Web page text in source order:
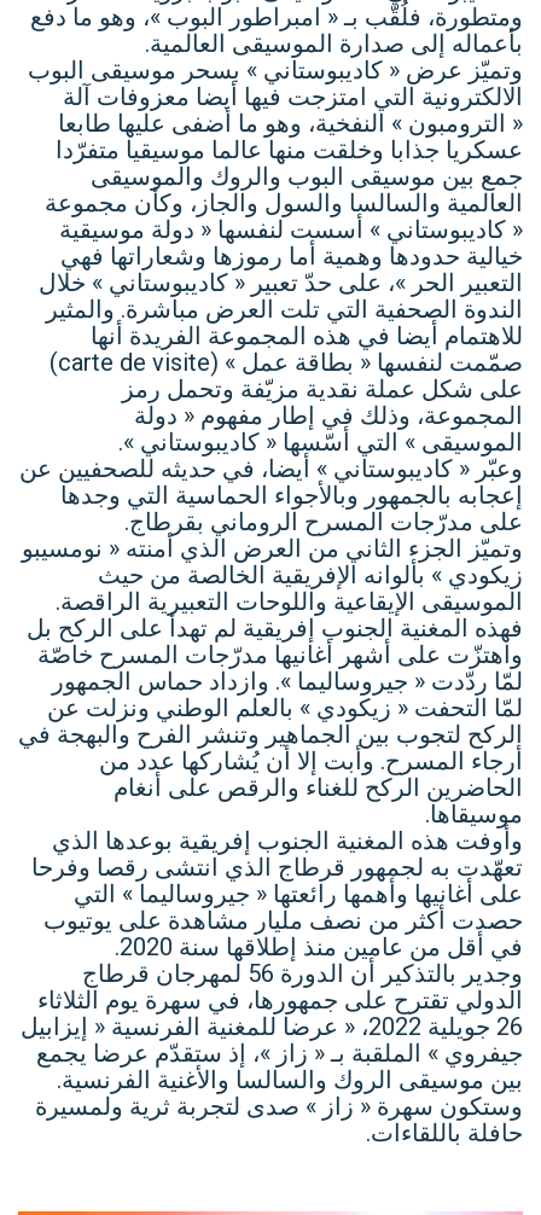
ومتطورة، فلُقّب بـ « امبراطور البوب »، وهو ما دفع
بأعماله إلى صدارة الموسيقى العالمية.
وتميّز عرض « كاديبوستاني » بسحر موسيقى البوب
الالكترونية التي امتزجت فيها أيضا معزوفات آلة
« الترومبون » النفخية، وهو ما أضفى عليها طابعا
عسكريا جذابا وخلقت منها عالما موسيقيا متفرّدا
جمع بين موسيقى البوب والروك والموسيقى
العالمية والسالسا والسول والجاز، وكأن مجموعة
« كاديبوستاني » أسست لنفسها « دولة موسيقية
خيالية حدودها وهمية أما رموزها وشعاراتها فهي
التعبير الحر »، على حدّ تعبير « كاديبوستاني » خلال
الندوة الصحفية التي تلت العرض مباشرة. والمثير
للاهتمام أيضا في هذه المجموعة الفريدة أنها
صمّمت لنفسها « بطاقة عمل » (carte de visite)
على شكل عملة نقدية مزيّفة وتحمل رمز
المجموعة، وذلك في إطار مفهوم « دولة
الموسيقى » التي أسّسها « كاديبوستاني ».
وعبّر « كاديبوستاني » أيضا، في حديثه للصحفيين عن
إعجابه بالجمهور وبالأجواء الحماسية التي وجدها
على مدرّجات المسرح الروماني بقرطاج.
وتميّز الجزء الثاني من العرض الذي أمنته « نومسيبو
زيكودي » بألوانه الإفريقية الخالصة من حيث
الموسيقى الإيقاعية واللوحات التعبيرية الراقصة.
فهذه المغنية الجنوب إفريقية لم تهدأ على الركح بل
واهتزّت على أشهر أغانيها مدرّجات المسرح خاصّة
لمّا ردّدت « جيروساليما ». وازداد حماس الجمهور
لمّا التحفت « زيكودي » بالعلم الوطني ونزلت عن
الركح لتجوب بين الجماهير وتنشر الفرح والبهجة في
أرجاء المسرح. وأبت إلا أن يُشاركها عدد من
الحاضرين الركح للغناء والرقص على أنغام
موسيقاها.
وأوفت هذه المغنية الجنوب إفريقية بوعدها الذي
تعهّدت به لجمهور قرطاج الذي انتشى رقصا وفرحا
على أغانيها وأهمها رائعتها « جيروساليما » التي
حصدت أكثر من نصف مليار مشاهدة على يوتيوب
في أقل من عامين منذ إطلاقها سنة 2020.
وجدير بالتذكير أن الدورة 56 لمهرجان قرطاج
الدولي تقترح على جمهورها، في سهرة يوم الثلاثاء
26 جويلية 2022، « عرضا للمغنية الفرنسية « إيزابيل
جيفروي » الملقبة بـ « زاز »، إذ ستقدّم عرضا يجمع
بين موسيقى الروك والسالسا والأغنية الفرنسية.
وستكون سهرة « زاز » صدى لتجربة ثرية ولمسيرة
حافلة باللقاءات.